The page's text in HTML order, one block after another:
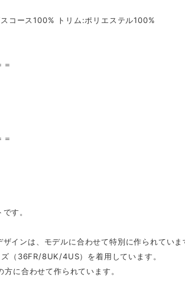
コース100% トリム:ポリエステル100%
＝
＝
す。
インは、モデルに合わせて特別に作られていま
（36FR/8UK/4US）を着用しています。
に合わせて作られています。